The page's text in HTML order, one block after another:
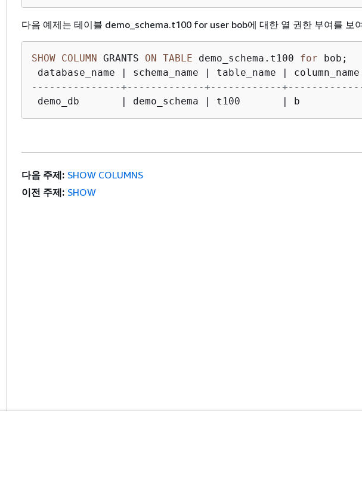
다음 예제는 테이블 demo_schema.t100 for user bob에 대한 열 권한 부여를 보
SHOW COLUMN GRANTS ON TABLE demo_schema.t100 for bob;
database_name
| schema_name | table_name | column_name
---------------+-------------+------------
demo_db
| demo_schema | t100 | b
다음 주제: SHOW COLUMNS
이전 주제: SHOW